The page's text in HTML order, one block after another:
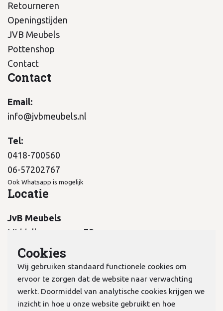
Retourneren
Openingstijden
JVB Meubels
Pottenshop
Contact
Contact
Email:
info@jvbmeubels.nl
Tel:
0418-700560
06-57202767
Ook Whatsapp is mogelijk
Locatie
JvB Meubels
Middelkampseweg 7B
5311 PC Gameren
Cookies
Wij gebruiken standaard functionele cookies om
ervoor te zorgen dat de website naar verwachting
werkt. Doormiddel van analytische cookies krijgen we
inzicht in hoe u onze website gebruikt en hoe